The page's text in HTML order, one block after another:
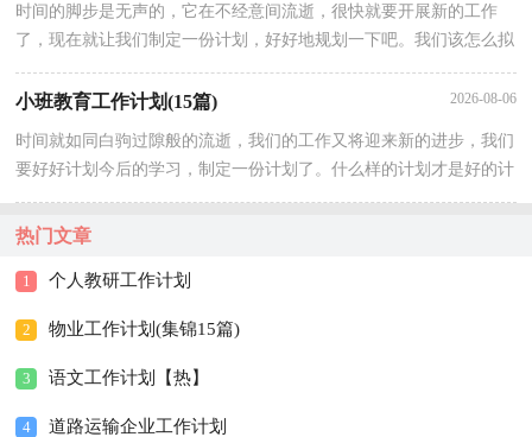
时间的脚步是无声的，它在不经意间流逝，很快就要开展新的工作
了，现在就让我们制定一份计划，好好地规划一下吧。我们该怎么拟
定计划呢？下面是小编帮大家整理的工程年度工作计划，希望对大家
有
小班教育工作计划(15篇) 2026-08-06
时间就如同白驹过隙般的流逝，我们的工作又将迎来新的进步，我们
要好好计划今后的学习，制定一份计划了。什么样的计划才是好的计
热门文章
1 个人教研工作计划
2 物业工作计划(集锦15篇)
3 语文工作计划【热】
4 道路运输企业工作计划